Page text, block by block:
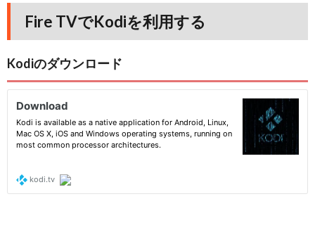
Fire TVでKodiを利用する
Kodiのダウンロード